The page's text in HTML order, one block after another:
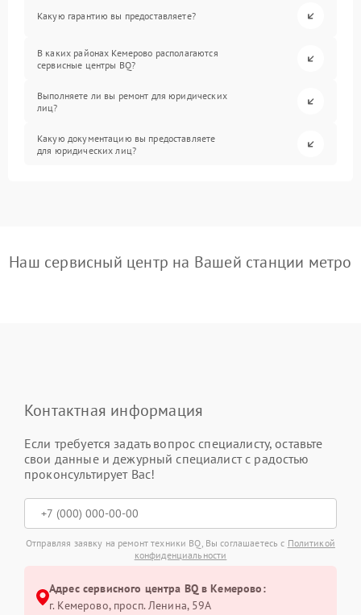
Какую гарантию вы предоставляете?
В каких районах Кемерово располагаются
сервисные центры BQ?
Выполняете ли вы ремонт для юридических
лиц?
Какую документацию вы предоставляете
для юридических лиц?
Наш сервисный центр на Вашей станции метро
Контактная информация
Если требуется задать вопрос специалисту, оставьте
свои данные и дежурный специалист с радостью
проконсультирует Вас!
Отправляя заявку на ремонт техники BQ, Вы соглашаетесь с Политикой
конфиденциальности
Адрес сервисного центра BQ в Кемерово:
г. Кемерово, просп. Ленина, 59А